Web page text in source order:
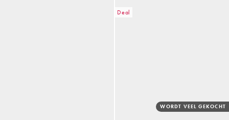
Deal
WORDT VEEL GEKOCHT